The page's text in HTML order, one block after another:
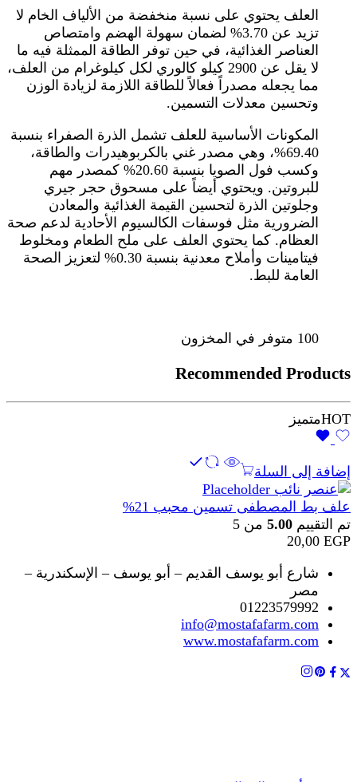
العلف يحتوي على نسبة منخفضة من الألياف الخام لا
تزيد عن 3.70% لضمان سهولة الهضم وامتصاص
العناصر الغذائية، في حين توفر الطاقة الممثلة فيه ما
لا يقل عن 2900 كيلو كالوري لكل كيلوغرام من العلف،
مما يجعله مصدراً فعالاً للطاقة اللازمة لزيادة الوزن
وتحسين معدلات التسمين.
المكونات الأساسية للعلف تشمل الذرة الصفراء بنسبة
69.40%، وهي مصدر غني بالكربوهيدرات والطاقة،
وكسب فول الصويا بنسبة 20.60% كمصدر مهم
للبروتين. ويحتوي أيضاً على مسحوق حجر جيري
وجلوتين الذرة لتحسين القيمة الغذائية والمعادن
الضرورية مثل فوسفات الكالسيوم الأحادية لدعم صحة
العظام. كما يحتوي العلف على ملح الطعام ومخلوط
فيتامينات وأملاح معدنية بنسبة 0.30% لتعزيز الصحة
العامة للبط.
100 متوفر في المخزون
Recommended Products
HOTمتميز
إضافة إلى السلة
علف بط المصطفى تسمين محبب 21%
تم التقييم 5.00 من 5
20,00 EGP
شارع أبو يوسف القديم – أبو يوسف – الإسكندرية –
مصر
01223579992
info@mostafafarm.com
www.mostafafarm.com